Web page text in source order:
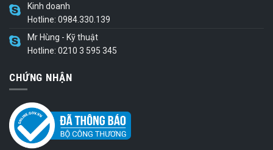
Kinh doanh
Hotline: 0984.330.139
Mr Hùng - Kỹ thuật
Hotline: 0210 3 595 345
CHỨNG NHẬN